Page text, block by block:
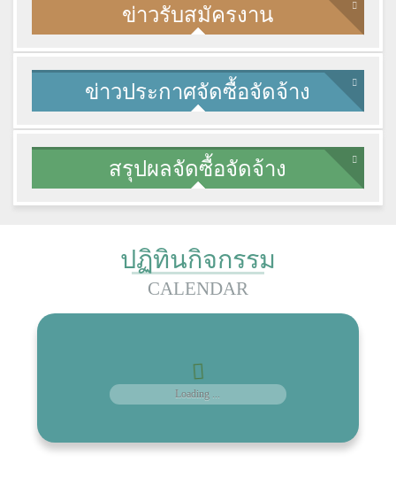
ข่าวรับสมัครงาน
ข่าวประกาศจัดซื้อจัดจ้าง
สรุปผลจัดซื้อจัดจ้าง
ปฏิทินกิจกรรม
CALENDAR
Loading ...